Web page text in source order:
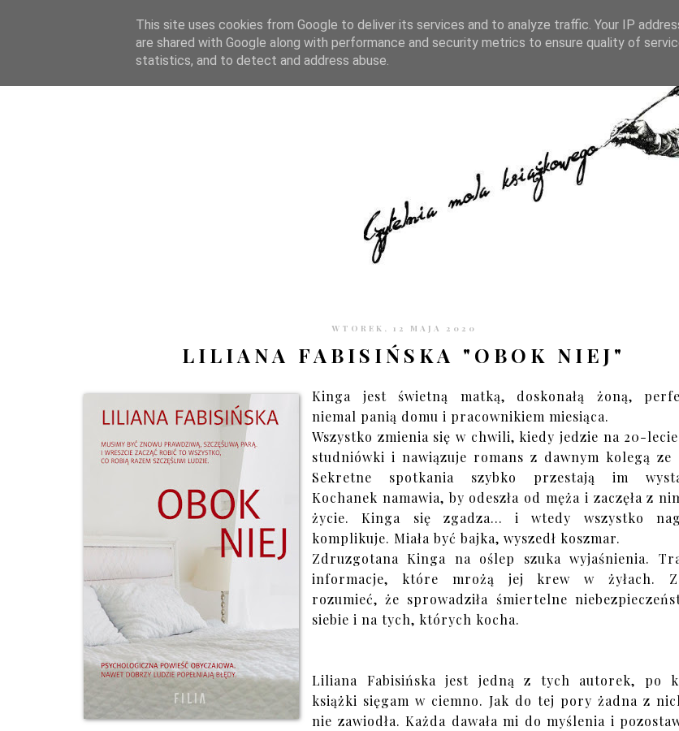
STRONA GŁÓWNA WSPÓŁPRACA RECENZJE O STRONIE KONTAKT CZYTELNIA PO GODZINACH
WTOREK, 12 MAJA 2020
LILIANA FABISIŃSKA "OBOK NIEJ"
Kinga jest świetną matką, doskonałą żoną,
niemal panią domu i pracownikiem miesiąca.
Wszystko zmienia się w chwili, kiedy jedzie na 20-
studniówki i nawiązuje romans z dawnym kolegą ze
Sekretne spotkania szybko przestają im
Kochanek namawia, by odeszła od męża i zaczęła z
życie. Kinga się zgadza... i wtedy wszystko
komplikuje. Miała być bajka, wyszedł koszmar.
Zdruzgotana Kinga na oślep szuka wyjaśnienia.
informacje, które mrożą jej krew w żyłach.
rozumieć, że sprowadziła śmiertelne
siebie i na tych, których kocha.
Liliana Fabisińska jest jedną z tych autorek, po
książki sięgam w ciemno. Jak do tej pory żadna z
nie zawiodła. Każda dawała mi do myślenia i
This site uses cookies from Google to deliver its services and to analyze traffic. Your IP
are shared with Google along with performance and security metrics to ensure quality of
statistics, and to detect and address abuse.